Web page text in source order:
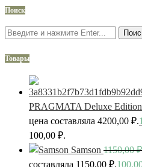
Поиск
Товары
PRAGMATA Deluxe Edition
цена составляла 4200,00 ₽.
100,00 ₽.
Samson 1150,00₽
составляла 1150,00 ₽.